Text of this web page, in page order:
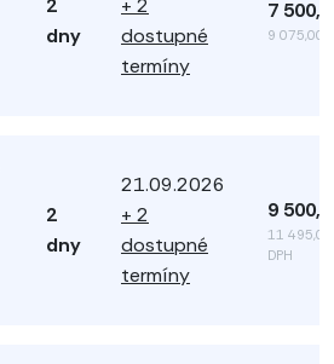
dny
dostupné
termíny
7
9 075,00
2
dny
21.09.2026
+ 2
dostupné
termíny
9
11
DPH